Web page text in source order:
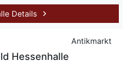
Details
Antikmarkt
Hessenhalle